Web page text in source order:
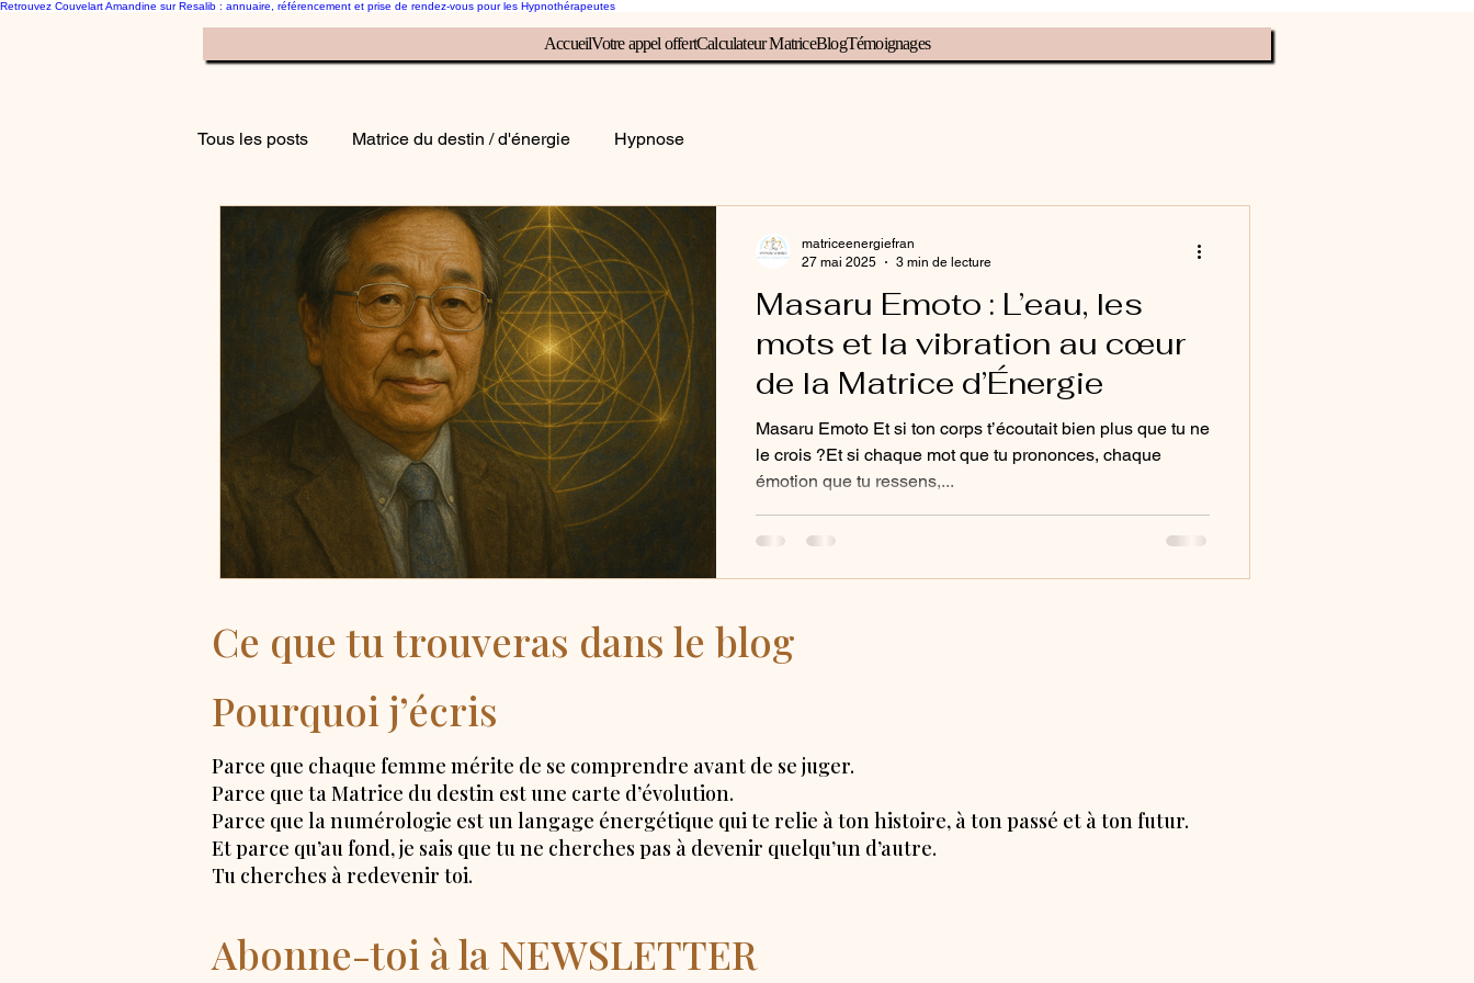
Retrouvez Couvelart Amandine sur Resalib : annuaire, référencement et prise de rendez-vous pour les Hypnothérapeutes
AccueilVotre appel offertCalculateur MatriceBlogTémoignages
Tous les posts Matrice du destin / d'énergie Hypnose
Masaru Emoto : L’eau, les
mots et la vibration au cœur
de la Matrice d’Énergie
Masaru Emoto Et si ton corps t’écoutait bien plus que tu ne
le crois ?Et si chaque mot que tu prononces, chaque
émotion que tu ressens,...
matriceenergiefran
27 mai 2025
3 min de lecture
Ce que tu trouveras dans le blog
Pourquoi j’écris
Parce que chaque femme mérite de se comprendre avant de se juger.
Parce que ta Matrice du destin est une carte d’évolution.
Parce que la numérologie est un langage énergétique qui te relie à ton histoire, à ton passé et à ton futur.
Et parce qu’au fond, je sais que tu ne cherches pas à devenir quelqu’un d’autre.
Tu cherches à redevenir toi.
Abonne-toi à la NEWSLETTER